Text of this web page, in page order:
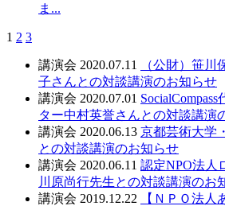
ま...
1 2 3
講演会 2020.07.11
（公財）笹
子さんとの対談講演のお知らせ
講演会 2020.07.01
ター中村英誉さんとの対談講演
講演会 2020.06.13 京都芸術大学
との対談講演のお知らせ
講演会 2020.06.11 認定NPO法人
川原尚行先生との対談講演のお
講演会 2019.12.22
【ＮＰＯ法人